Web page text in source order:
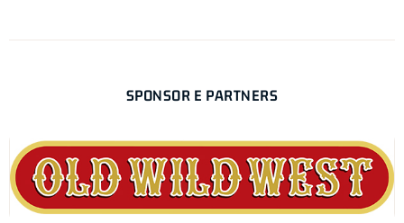
SPONSOR E PARTNERS